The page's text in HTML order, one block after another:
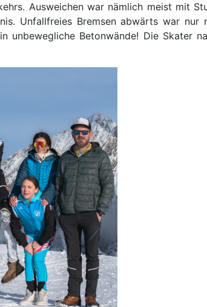
Ausweichen war nämlich meist mit
Unfallfreies Bremsen abwärts war
Betonwände! Die Skater